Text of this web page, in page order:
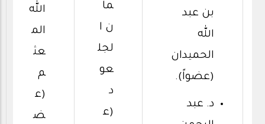
بن عبد
الله
الحميدان
(عضواً).
د. عبد
ما
ن ا
لجل
عو
د
(ع
الله
الم
عث
م
(ع
ض